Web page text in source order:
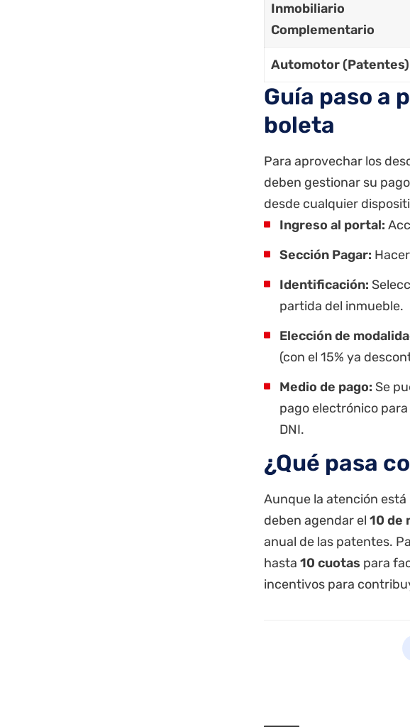
Inmobiliario
Complementario
Automotor (Patentes)
Guía paso a
boleta
Para aprovechar los
deben gestionar su
desde cualquier
Ingreso al portal:
Sección Pagar:
Identificación:
partida del inmueble.
Elección de
(con el 15% ya
Medio de pago: Se
pago electrónico
DNI.
¿Qué pasa
Aunque la atención
deben agendar el 10 de
anual de las patentes.
hasta 10 cuotas para
incentivos para